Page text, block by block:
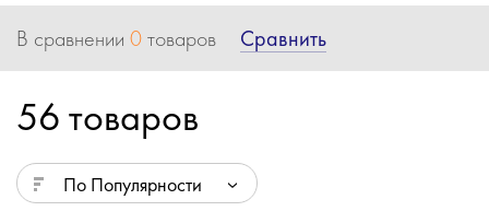
В сравнении 0товаров Сравнить
56 товаров
По Популярности